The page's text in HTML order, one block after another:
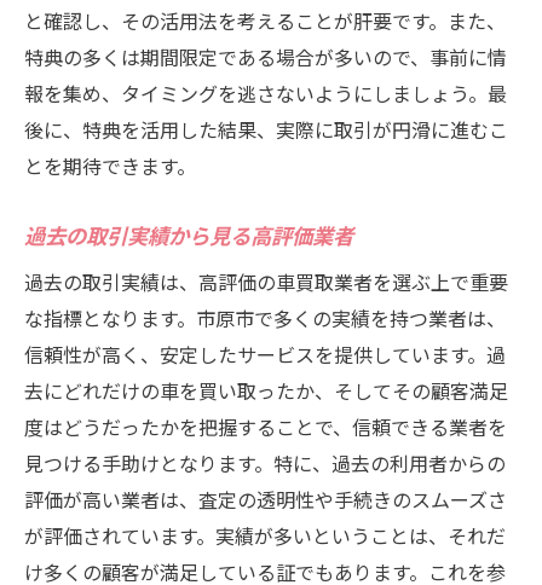
高評価の理由
口コミから見える業者の信頼性
市原市で信頼される理由を紐解く
口コミ評価から学ぶ高評価店の選び方
顧客が語る高評価店の魅力
市原市での口コミの影響力を探る
と確認し、その活用法を考えることが肝要です。また、
特典の多くは期間限定である場合が多いので、事前に情
報を集め、タイミングを逃さないようにしましょう。最
後に、特典を活用した結果、実際に取引が円滑に進むこ
とを期待できます。
過去の取引実績から見る高評価業者
過去の取引実績は、高評価の車買取業者を選ぶ上で重要
な指標となります。市原市で多くの実績を持つ業者は、
信頼性が高く、安定したサービスを提供しています。過
去にどれだけの車を買い取ったか、そしてその顧客満足
度はどうだったかを把握することで、信頼できる業者を
見つける手助けとなります。特に、過去の利用者からの
評価が高い業者は、査定の透明性や手続きのスムーズさ
が評価されています。実績が多いということは、それだ
け多くの顧客が満足している証でもあります。これを参